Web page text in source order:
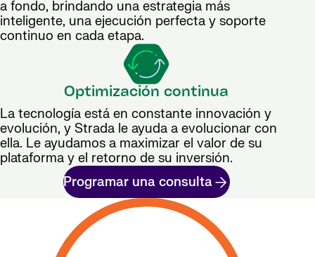
a fondo, brindando una estrategia más
inteligente, una ejecución perfecta y soporte
continuo en cada etapa.
Optimización continua
La tecnología está en constante innovación y
evolución, y Strada le ayuda a evolucionar con
ella. Le ayudamos a maximizar el valor de su
plataforma y el retorno de su inversión.
Programar una consulta